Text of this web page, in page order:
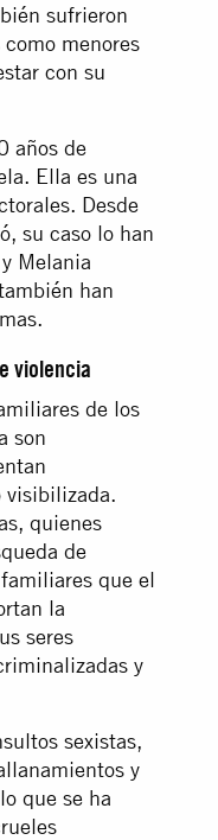
sufrieron
menores
con su
años de
Ella es una
Desde
su caso lo han
Melania
han
violencia
de los
son
visibilizada.
quienes
de
que el
la
seres
y
sexistas,
y
que se ha